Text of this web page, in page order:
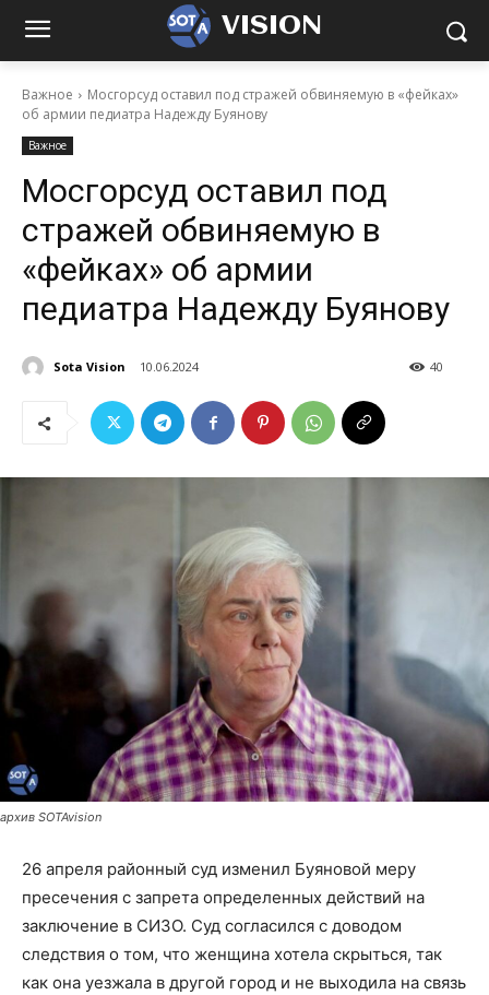
VISION
Важное
Мосгорсуд оставил под стражей обвиняемую в «фейках»
об армии педиатра Надежду Буянову
Важное
Мосгорсуд оставил под
стражей обвиняемую в
«фейках» об армии
педиатра Надежду Буянову
Sota Vision 10.06.2024 40
архив SOTAvision
26 апреля районный суд изменил Буяновой меру
пресечения с запрета определенных действий на
заключение в СИЗО. Суд согласился с доводом
следствия о том, что женщина хотела скрыться, так
как она уезжала в другой город и не выходила на связь